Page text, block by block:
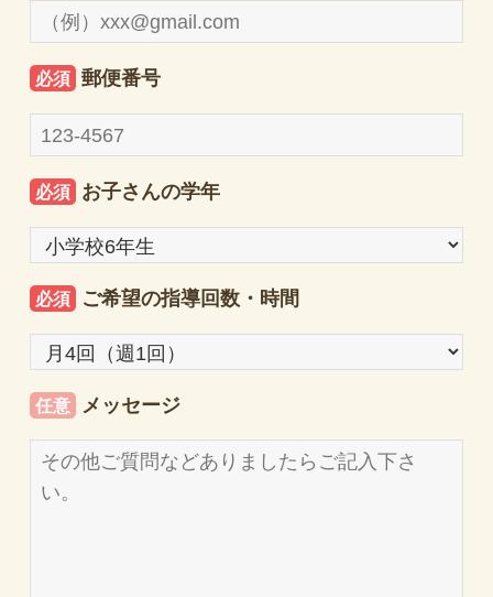
必須 郵便番号
必須 お子さんの学年
必須 ご希望の指導回数・時間
任意 メッセージ